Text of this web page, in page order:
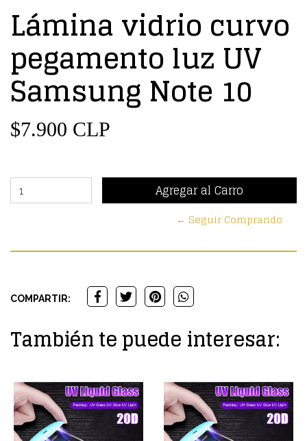
Lámina vidrio curvo
pegamento luz UV
Samsung Note 10
$7.900 CLP
← Seguir Comprando
COMPARTIR:
También te puede interesar: